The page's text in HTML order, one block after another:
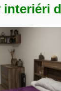
interiéri